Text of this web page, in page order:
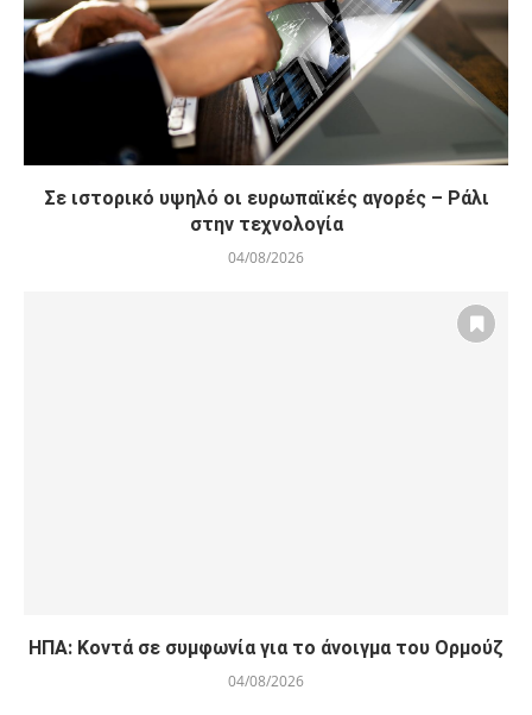
Σε ιστορικό υψηλό οι ευρωπαϊκές αγορές – Ράλι
στην τεχνολογία
04/08/2026
ΗΠΑ: Κοντά σε συμφωνία για το άνοιγμα του Ορμούζ
04/08/2026